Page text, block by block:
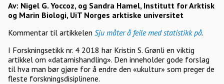
Av: Nigel G. Yoccoz, og Sandra Hamel, Institutt for Arktisk
og Marin Biologi, UiT Norges arktiske universitet
Kommentar til artikkelen Sju måter å feile med statistikk på.
I Forskningsetikk nr. 4 2018 har Kristin S. Grønli en viktig
artikkel om «datamishandling». Den inneholder gode forslag
til hva man bør gjøre for å endre den «ukultur» som preger de
fleste forskningsdisiplinene.